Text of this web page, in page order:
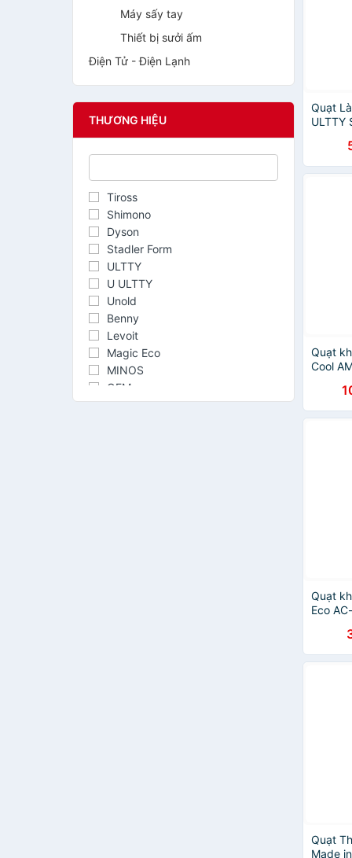
Máy sấy tay
Thiết bị sưởi ấm
Điện Tử - Điện Lạnh
THƯƠNG HIỆU
Tiross
Shimono
Dyson
Stadler Form
ULTTY
U ULTTY
Unold
Benny
Levoit
Magic Eco
MINOS
OEM
Philips
Quạt
ULTTY
Không
Không
Khi
Hàng
Quạt
Cool
Quạt
Eco
Quạt
Made